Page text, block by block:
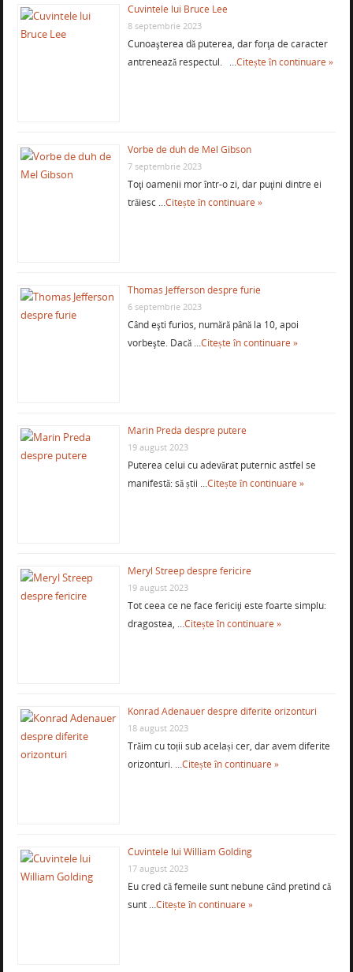
Cuvintele lui Bruce Lee
8 septembrie 2023
Cunoaşterea dă puterea, dar forţa de caracter
antrenează respectul. …Citește în continuare »
Vorbe de duh de Mel Gibson
7 septembrie 2023
Toţi oamenii mor într-o zi, dar puţini dintre ei
trăiesc …Citește în continuare »
Thomas Jefferson despre furie
6 septembrie 2023
Când eşti furios, numără până la 10, apoi
vorbeşte. Dacă …Citește în continuare »
Marin Preda despre putere
19 august 2023
Puterea celui cu adevărat puternic astfel se
manifestă: să știi …Citește în continuare »
Meryl Streep despre fericire
19 august 2023
Tot ceea ce ne face fericiţi este foarte simplu:
dragostea, …Citește în continuare »
Konrad Adenauer despre diferite orizonturi
18 august 2023
Trăim cu toții sub același cer, dar avem diferite
orizonturi. …Citește în continuare »
Cuvintele lui William Golding
17 august 2023
Eu cred că femeile sunt nebune când pretind că
sunt …Citește în continuare »